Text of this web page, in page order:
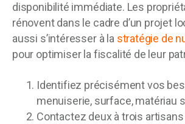
disponibilité immédiate. Les
rénovent dans le cadre d’un projet
aussi s’intéresser à la stratégie de
pour optimiser la fiscalité de leur
Identifiez précisément vos
menuiserie, surface, matériau
Contactez deux à trois